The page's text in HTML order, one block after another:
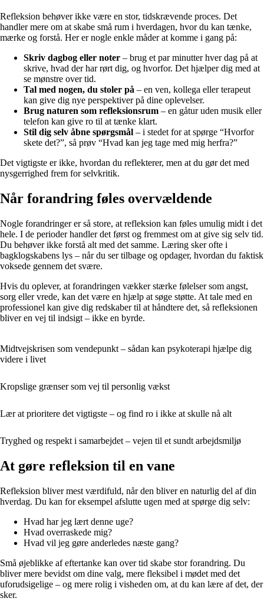
Refleksion behøver ikke være en stor, tidskrævende proces. Det
handler mere om at skabe små rum i hverdagen, hvor du kan tænke,
mærke og forstå. Her er nogle enkle måder at komme i gang på:
Skriv dagbog eller noter – brug et par minutter hver dag på at
skrive, hvad der har rørt dig, og hvorfor. Det hjælper dig med at
se mønstre over tid.
Tal med nogen, du stoler på – en ven, kollega eller terapeut
kan give dig nye perspektiver på dine oplevelser.
Brug naturen som refleksionsrum – en gåtur uden musik eller
telefon kan give ro til at tænke klart.
Stil dig selv åbne spørgsmål – i stedet for at spørge “Hvorfor
skete det?”, så prøv “Hvad kan jeg tage med mig herfra?”
Det vigtigste er ikke, hvordan du reflekterer, men at du gør det med
nysgerrighed frem for selvkritik.
Når forandring føles overvældende
Nogle forandringer er så store, at refleksion kan føles umulig midt i det
hele. I de perioder handler det først og fremmest om at give sig selv tid.
Du behøver ikke forstå alt med det samme. Læring sker ofte i
bagklogskabens lys – når du ser tilbage og opdager, hvordan du faktisk
voksede gennem det svære.
Hvis du oplever, at forandringen vækker stærke følelser som angst,
sorg eller vrede, kan det være en hjælp at søge støtte. At tale med en
professionel kan give dig redskaber til at håndtere det, så refleksionen
bliver en vej til indsigt – ikke en byrde.
Midtvejskrisen som vendepunkt – sådan kan psykoterapi hjælpe dig
videre i livet
Kropslige grænser som vej til personlig vækst
Lær at prioritere det vigtigste – og find ro i ikke at skulle nå alt
Tryghed og respekt i samarbejdet – vejen til et sundt arbejdsmiljø
At gøre refleksion til en vane
Refleksion bliver mest værdifuld, når den bliver en naturlig del af din
hverdag. Du kan for eksempel afslutte ugen med at spørge dig selv:
Hvad har jeg lært denne uge?
Hvad overraskede mig?
Hvad vil jeg gøre anderledes næste gang?
Små øjeblikke af eftertanke kan over tid skabe stor forandring. Du
bliver mere bevidst om dine valg, mere fleksibel i mødet med det
uforudsigelige – og mere rolig i visheden om, at du kan lære af det, der
sker.